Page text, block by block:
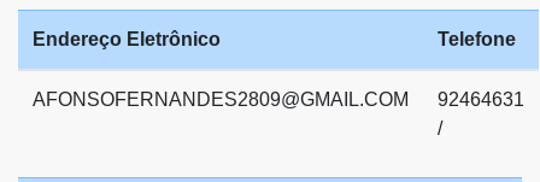
Endereço Eletrônico Telefone
AFONSOFERNANDES2809@GMAIL.COM
92464631
/